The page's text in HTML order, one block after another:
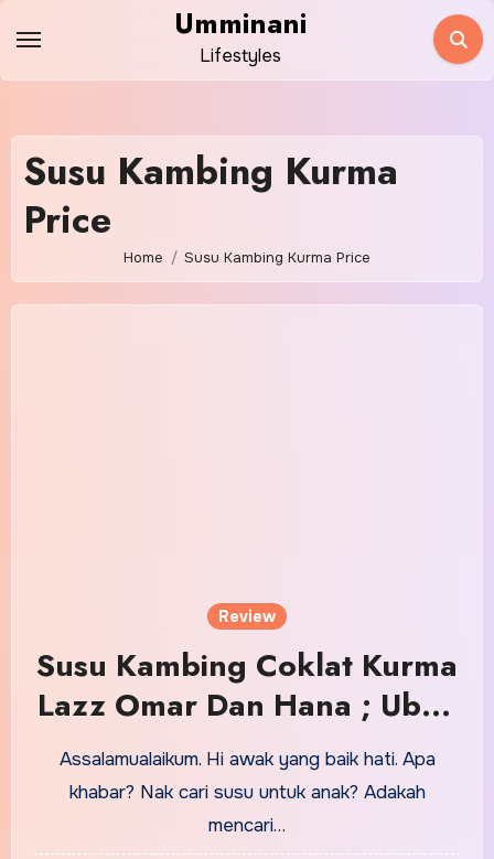
content
Umminani
Lifestyles
Susu Kambing Kurma
Price
Home Susu Kambing Kurma Price
Review
Susu Kambing Coklat Kurma
Lazz Omar Dan Hana ; Ubah
Persepsi Tentang Susu
Assalamualaikum. Hi awak yang baik hati. Apa
khabar? Nak cari susu untuk anak? Adakah
mencari…